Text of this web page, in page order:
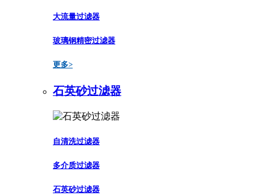
大流量过滤器
玻璃钢精密过滤器
更多>
石英砂过滤器
自清洗过滤器
多介质过滤器
石英砂过滤器